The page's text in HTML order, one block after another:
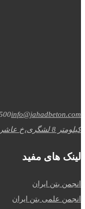
info@jahadbeton.com
کیلومتر 8 لشگری،خ عاشری، تقاطع جلال
لینک های مفید
انجمن بتن ایران
انجمن علمی بتن ایران